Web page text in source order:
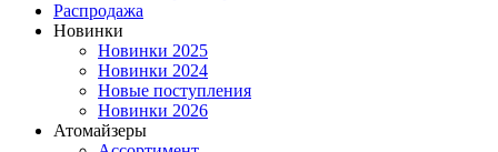
Распродажа
Новинки
Новинки 2025
Новинки 2024
Новые поступления
Новинки 2026
Атомайзеры